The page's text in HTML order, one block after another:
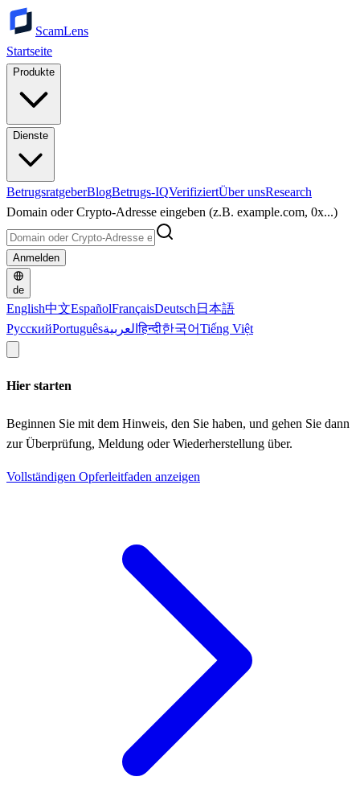
ScamLens
Startseite
Produkte
Dienste
BetrugsratgeberBlogBetrugs-IQVerifiziertÜber unsResearch
Domain oder Crypto-Adresse eingeben (z.B. example.com, 0x...)
Anmelden
de
English中文EspañolFrançaisDeutsch 日本語
РусскийPortuguêsالعربيةहिन्दी한국어Tiếng Việt
Hier starten
Beginnen Sie mit dem Hinweis, den Sie haben, und gehen Sie dann
zur Überprüfung, Meldung oder Wiederherstellung über.
Vollständigen Opferleitfaden anzeigen